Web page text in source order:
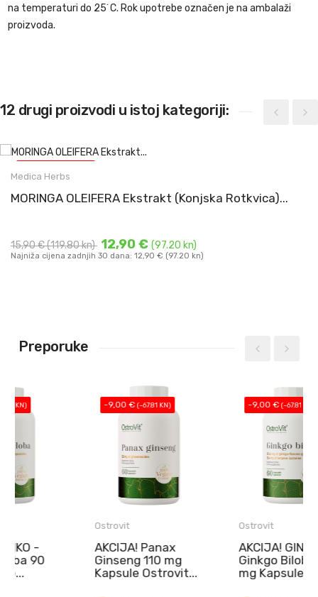
na temperaturi do 25˙C. Rok upotrebe označen je na ambalaži
proizvoda.
12 drugi proizvodi u istoj kategoriji:
Medica Herbs
MORINGA OLEIFERA Ekstrakt (Konjska Rotkvica)...
15,90 €(119.80 kn) 12,90 € (97.20 kn)
Najniža cijena zadnjih 30 dana: 12,90 € (97.20 kn)
Moringa extract kapsule
- ...
Preporuke
(-67.81 KN)
AKCIJA! Panax
Ginseng 110 mg
Kapsule Ostrovit...
(-67.81 KN)
AKCIJA! GINKO -
Ginkgo Biloba 90
mg Kapsule...